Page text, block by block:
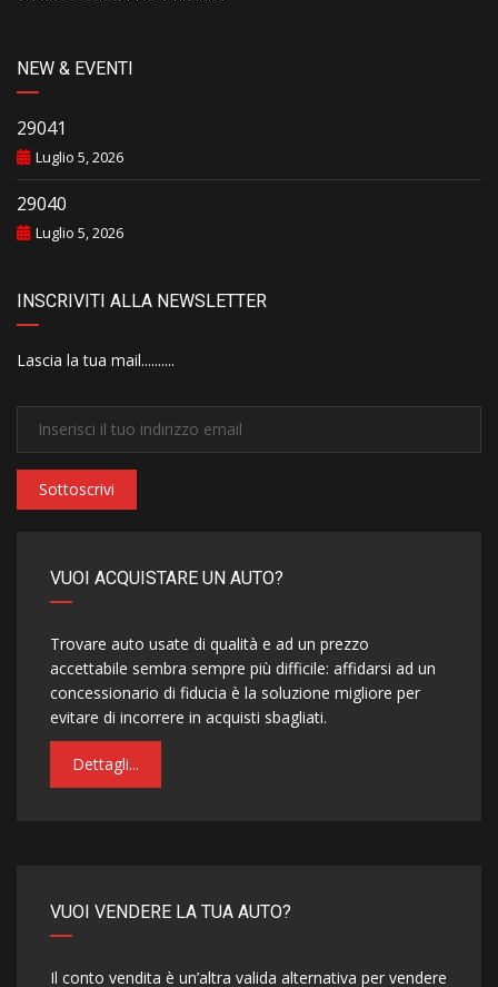
NEW & EVENTI
29041
Luglio 5, 2026
29040
Luglio 5, 2026
INSCRIVITI ALLA NEWSLETTER
Lascia la tua mail..........
Sottoscrivi
VUOI ACQUISTARE UN AUTO?
Trovare auto usate di qualità e ad un prezzo
accettabile sembra sempre più difficile: affidarsi ad un
concessionario di fiducia è la soluzione migliore per
evitare di incorrere in acquisti sbagliati.
Dettagli...
VUOI VENDERE LA TUA AUTO?
Il conto vendita è un’altra valida alternativa per vendere